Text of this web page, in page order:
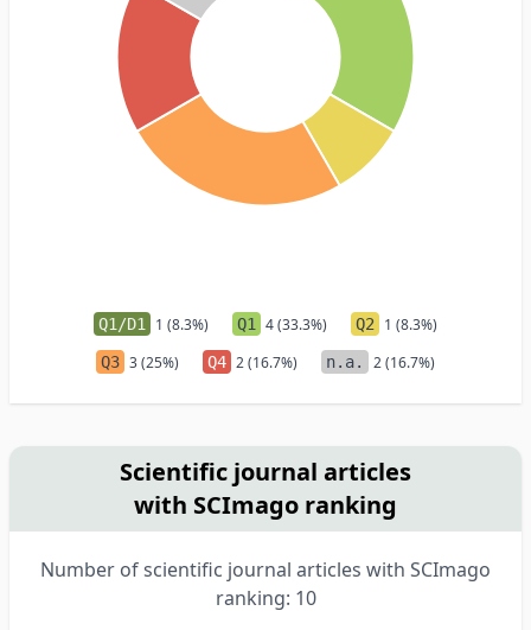
Q1/D1 1 (8.3%) Q1 4 (33.3%) Q2 1 (8.3%)
Q3 3 (25%) Q4 2 (16.7%) n.a. 2 (16.7%)
Scientific journal articles
with SCImago ranking
Number of scientific journal articles with SCImago
ranking: 10